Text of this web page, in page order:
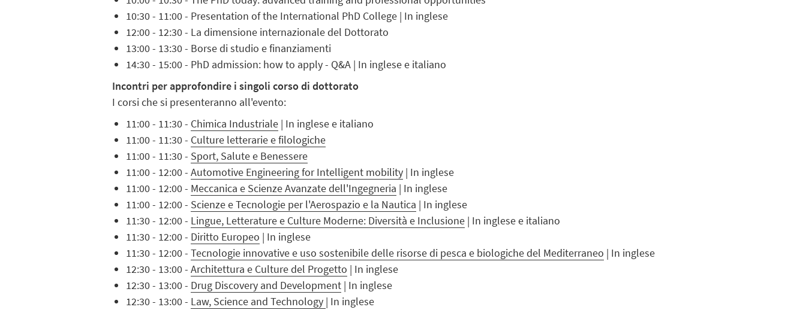
10:30 - 11:00 - Presentation of the International PhD College | In inglese
12:00 - 12:30 - La dimensione internazionale del Dottorato
13:00 - 13:30 - Borse di studio e finanziamenti
14:30 - 15:00 - PhD admission: how to apply - Q&A | In inglese e italiano
Incontri per approfondire i singoli corso di dottorato
I corsi che si presenteranno all'evento:
11:00 - 11:30 - Chimica Industriale| In inglese e italiano
11:00 - 11:30 - Culture letterarie e filologiche
11:00 - 11:30 - Sport, Salute e Benessere
11:00 - 12:00 - Automotive Engineering for Intelligent mobility| In inglese
11:00 - 12:00 - Meccanica e Scienze Avanzate dell'Ingegneria | In inglese
11:00 - 12:00 - Scienze e Tecnologie per l'Aerospazio e la Nautica | In inglese
11:30 - 12:00 - Lingue, Letterature e Culture Moderne: Diversità e Inclusione| In inglese e italiano
11:30 - 12:00 - Diritto Europeo | In inglese
11:30 - 12:00 - Tecnologie innovative e uso sostenibile delle risorse di pesca e biologiche del Mediterraneo | In inglese
12:30 - 13:00 - Architettura e Culture del Progetto | In inglese
12:30 - 13:00 - Drug Discovery and Development| In inglese
12:30 - 13:00 - Law, Science and Technology | In inglese